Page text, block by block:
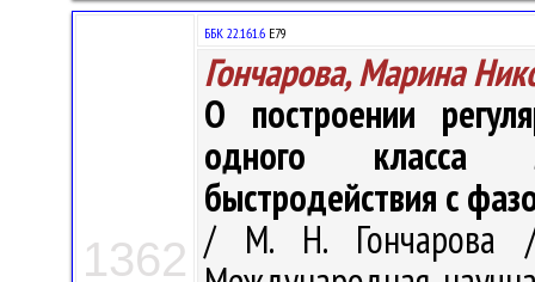
1362
ББК 22.161.6 Е79
Гончарова, Марина
О построении
одного класса
быстродействия с
/ М. Н. Гончарова